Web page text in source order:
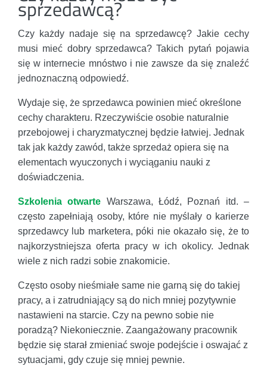
sprzedawcą?
Czy każdy nadaje się na sprzedawcę? Jakie cechy
musi mieć dobry sprzedawca? Takich pytań pojawia
się w internecie mnóstwo i nie zawsze da się znaleźć
jednoznaczną odpowiedź.
Wydaje się, że sprzedawca powinien mieć określone
cechy charakteru. Rzeczywiście osobie naturalnie
przebojowej i charyzmatycznej będzie łatwiej. Jednak
tak jak każdy zawód, także sprzedaż opiera się na
elementach wyuczonych i wyciąganiu nauki z
doświadczenia.
Szkolenia otwarte Warszawa, Łódź, Poznań itd. –
często zapełniają osoby, które nie myślały o karierze
sprzedawcy lub marketera, póki nie okazało się, że to
najkorzystniejsza oferta pracy w ich okolicy. Jednak
wiele z nich radzi sobie znakomicie.
Często osoby nieśmiałe same nie garną się do takiej
pracy, a i zatrudniający są do nich mniej pozytywnie
nastawieni na starcie. Czy na pewno sobie nie
poradzą? Niekoniecznie. Zaangażowany pracownik
będzie się starał zmieniać swoje podejście i oswajać z
sytuacjami, gdy czuje się mniej pewnie.